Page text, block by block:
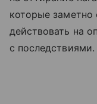
которые
действовать на
с последствиями.